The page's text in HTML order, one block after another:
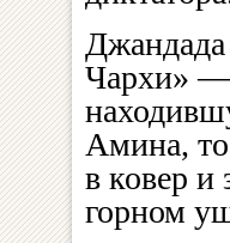
Чархи» —
Амина, то
в ковер и
горном